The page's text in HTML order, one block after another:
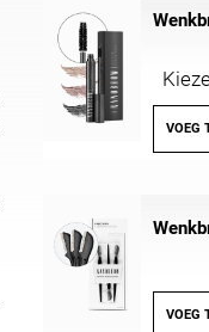
VOEG
VOEG